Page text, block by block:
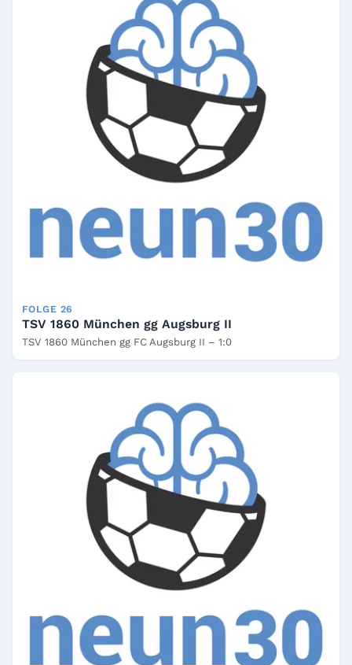
FOLGE 26
TSV 1860 München gg Augsburg II
TSV 1860 München gg FC Augsburg II – 1:0